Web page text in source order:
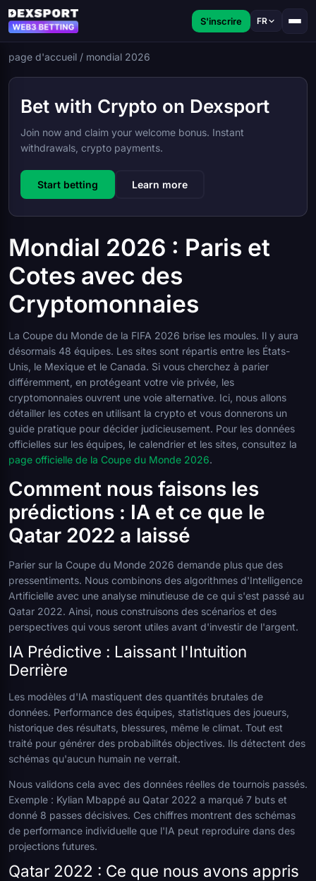
S'inscrire FR
page d'accueil / mondial 2026
Bet with Crypto on Dexsport
Join now and claim your welcome bonus. Instant
withdrawals, crypto payments.
Start betting Learn more
Mondial 2026 : Paris et
Cotes avec des
Cryptomonnaies
La Coupe du Monde de la FIFA 2026 brise les moules. Il y aura
désormais 48 équipes. Les sites sont répartis entre les États-
Unis, le Mexique et le Canada. Si vous cherchez à parier
différemment, en protégeant votre vie privée, les
cryptomonnaies ouvrent une voie alternative. Ici, nous allons
détailler les cotes en utilisant la crypto et vous donnerons un
guide pratique pour décider judicieusement. Pour les données
officielles sur les équipes, le calendrier et les sites, consultez la
page officielle de la Coupe du Monde 2026.
Comment nous faisons les
prédictions : IA et ce que le
Qatar 2022 a laissé
Parier sur la Coupe du Monde 2026 demande plus que des
pressentiments. Nous combinons des algorithmes d'Intelligence
Artificielle avec une analyse minutieuse de ce qui s'est passé au
Qatar 2022. Ainsi, nous construisons des scénarios et des
perspectives qui vous seront utiles avant d'investir de l'argent.
IA Prédictive : Laissant l'Intuition
Derrière
Les modèles d'IA mastiquent des quantités brutales de
données. Performance des équipes, statistiques des joueurs,
historique des résultats, blessures, même le climat. Tout est
traité pour générer des probabilités objectives. Ils détectent des
schémas qu'aucun humain ne verrait.
Nous validons cela avec des données réelles de tournois passés.
Exemple : Kylian Mbappé au Qatar 2022 a marqué 7 buts et
donné 8 passes décisives. Ces chiffres montrent des schémas
de performance individuelle que l'IA peut reproduire dans des
projections futures.
Qatar 2022 : Ce que nous avons appris